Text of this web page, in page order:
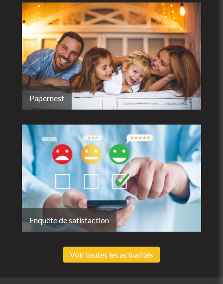
Papernest
Enquête de satisfaction
Voir toutes les actualités